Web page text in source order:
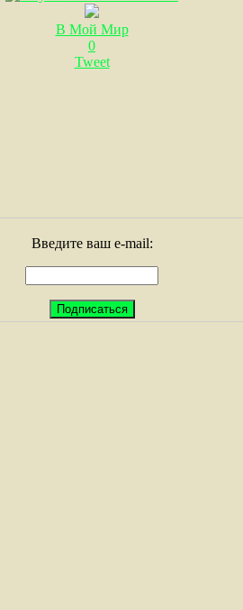
В Мой Мир
0
Tweet
Введите ваш e-mail: